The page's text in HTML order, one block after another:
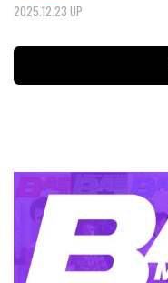
2025.12.23 UP